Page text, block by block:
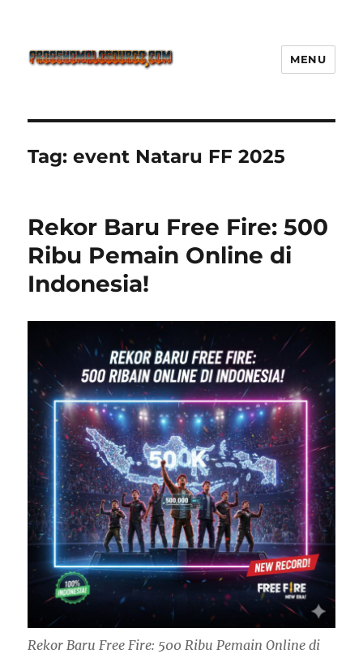
Defense Main Game Ini Pasti
Ketagihan!
MENU
Tag:event Nataru FF 2025
Rekor Baru Free Fire: 500
Ribu Pemain Online di
Indonesia!
Rekor Baru Free Fire: 500 Ribu Pemain Online di